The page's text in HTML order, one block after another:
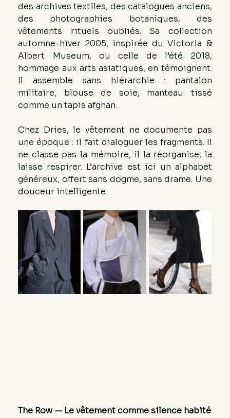
des archives textiles, des catalogues anciens,
des photographies botaniques, des
vêtements rituels oubliés. Sa collection
automne-hiver 2005, inspirée du Victoria &
Albert Museum, ou celle de l’été 2018,
hommage aux arts asiatiques, en témoignent.
Il assemble sans hiérarchie : pantalon
militaire, blouse de soie, manteau tissé
comme un tapis afghan.
Chez Dries, le vêtement ne documente pas
une époque : il fait dialoguer les fragments. Il
ne classe pas la mémoire, il la réorganise, la
laisse respirer. L’archive est ici un alphabet
généreux, offert sans dogme, sans drame. Une
douceur intelligente.
The Row — Le vêtement comme silence habité